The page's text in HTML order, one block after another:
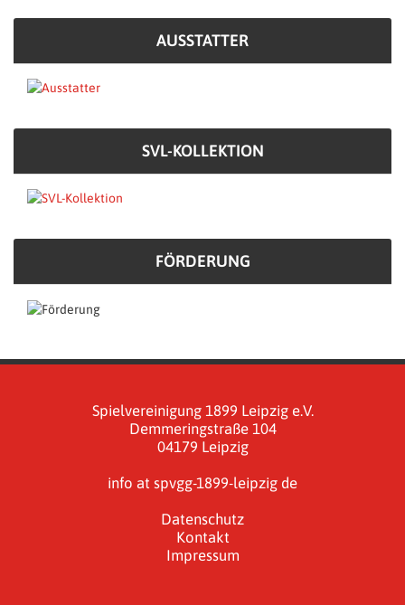
AUSSTATTER
SVL-KOLLEKTION
FÖRDERUNG
Spielvereinigung 1899 Leipzig e.V.
Demmeringstraße 104
04179 Leipzig
info at spvgg-1899-leipzig de
Datenschutz
Kontakt
Impressum